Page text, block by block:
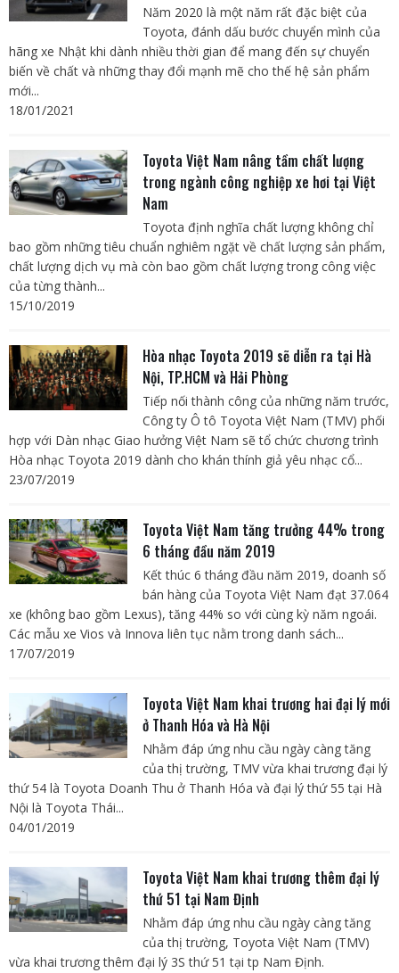
Năm 2020 là một năm rất đặc biệt của
Toyota, đánh dấu bước chuyển mình của
hãng xe Nhật khi dành nhiều thời gian để mang đến sự chuyển
biến về chất và những thay đổi mạnh mẽ cho thế hệ sản phẩm
mới...
18/01/2021
Toyota Việt Nam nâng tầm chất lượng
trong ngành công nghiệp xe hơi tại Việt
Nam
Toyota định nghĩa chất lượng không chỉ
bao gồm những tiêu chuẩn nghiêm ngặt về chất lượng sản phẩm,
chất lượng dịch vụ mà còn bao gồm chất lượng trong công việc
của từng thành...
15/10/2019
Hòa nhạc Toyota 2019 sẽ diễn ra tại Hà
Nội, TP.HCM và Hải Phòng
Tiếp nối thành công của những năm trước,
Công ty Ô tô Toyota Việt Nam (TMV) phối
hợp với Dàn nhạc Giao hưởng Việt Nam sẽ tổ chức chương trình
Hòa nhạc Toyota 2019 dành cho khán thính giả yêu nhạc cổ...
23/07/2019
Toyota Việt Nam tăng trưởng 44% trong
6 tháng đầu năm 2019
Kết thúc 6 tháng đầu năm 2019, doanh số
bán hàng của Toyota Việt Nam đạt 37.064
xe (không bao gồm Lexus), tăng 44% so với cùng kỳ năm ngoái.
Các mẫu xe Vios và Innova liên tục nằm trong danh sách...
17/07/2019
Toyota Việt Nam khai trương hai đại lý mới
ở Thanh Hóa và Hà Nội
Nhằm đáp ứng nhu cầu ngày càng tăng
của thị trường, TMV vừa khai trương đại lý
thứ 54 là Toyota Doanh Thu ở Thanh Hóa và đại lý thứ 55 tại Hà
Nội là Toyota Thái...
04/01/2019
Toyota Việt Nam khai trương thêm đại lý
thứ 51 tại Nam Định
Nhằm đáp ứng nhu cầu ngày càng tăng
của thị trường, Toyota Việt Nam (TMV)
vừa khai trương thêm đại lý 3S thứ 51 tại tp Nam Định.